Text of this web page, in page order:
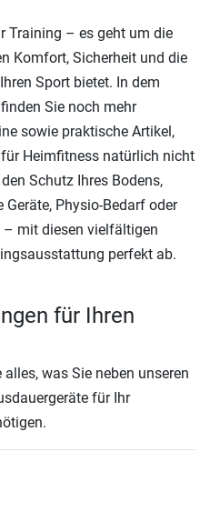
Training – es geht um die
Komfort, Sicherheit und die
Sport bietet. In dem
Sie noch mehr
sowie praktische Artikel,
Heimfitness natürlich nicht
Schutz Ihres Bodens,
Physio-Bedarf oder
mit diesen vielfältigen
perfekt ab.
für Ihren
was Sie neben unseren
für Ihr